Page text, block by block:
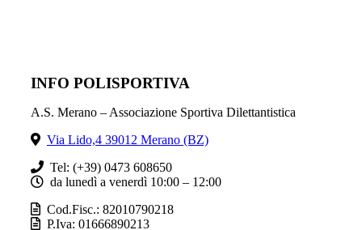
INFO POLISPORTIVA
A.S. Merano – Associazione Sportiva Dilettantistica
Via Lido,4 39012 Merano (BZ)
Tel: (+39) 0473 608650
da lunedì a venerdì 10:00 – 12:00
Cod.Fisc.: 82010790218
P.Iva: 01666890213